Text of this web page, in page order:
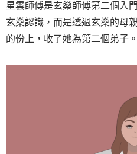
星雲師傅是玄燊師傅第二個入
玄燊認識，而是透過玄燊的母
的份上，收了她為第二個弟子。